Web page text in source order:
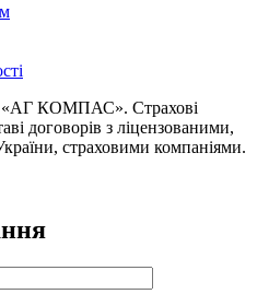
«АГ КОМПАС». Страхові
договорів з ліцензованими,
страховими компаніями.